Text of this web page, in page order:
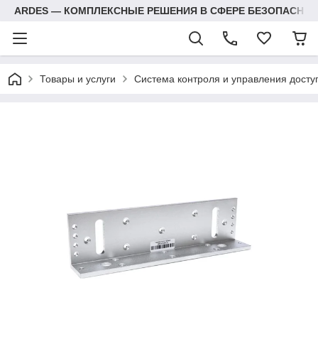
ARDES — КОМПЛЕКСНЫЕ РЕШЕНИЯ В СФЕРЕ
Товары и услуги Система контроля и управления